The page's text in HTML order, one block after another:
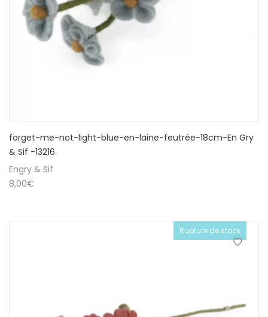
forget-me-not-light-blue-en-laine-feutrée-18cm-En Gry
& Sif -13216
Engry & Sif
8,00€
Rupture de stock